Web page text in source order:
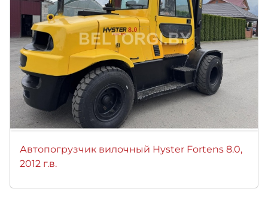
Автопогрузчик вилочный Hyster Fortens 8.0,
2012 г.в.